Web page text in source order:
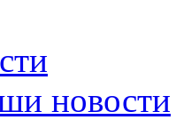
новости